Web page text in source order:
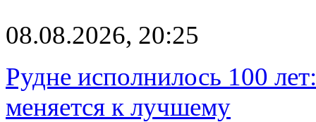
08.08.2026, 20:25
Рудне исполнилось 100
меняется к лучшему